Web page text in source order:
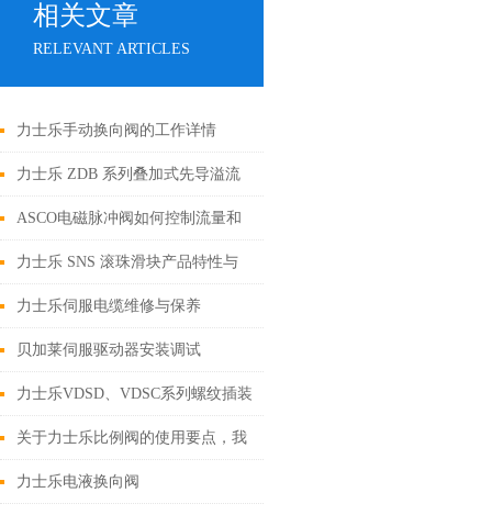
相关文章
RELEVANT ARTICLES
力士乐手动换向阀的工作详情
力士乐 ZDB 系列叠加式先导溢流
阀技术解析与多行业工程应用案例
ASCO电磁脉冲阀如何控制流量和
压力？
力士乐 SNS 滚珠滑块产品特性与
多行业应用深度解析
力士乐伺服电缆维修与保养
贝加莱伺服驱动器安装调试
力士乐VDSD、VDSC系列螺纹插装
换向阀应用行业与工程案例深度解
析
关于力士乐比例阀的使用要点，我
知道的都在这儿了
力士乐电液换向阀